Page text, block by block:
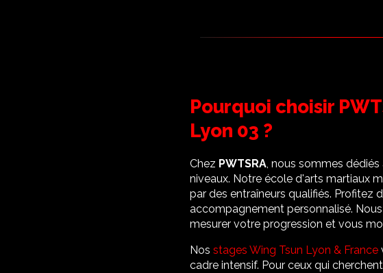
Pourquoi choisir
Lyon 03 ?
Chez PWTSRA, nous sommes dédiés
niveaux. Notre école d'arts martiaux
par des entraîneurs qualifiés. Profitez
accompagnement personnalisé.
mesurer votre progression et vous
Nos stages Wing Tsun Lyon & France
cadre intensif. Pour ceux qui